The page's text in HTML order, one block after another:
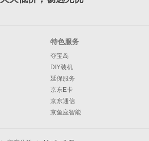
特色服务
夺宝岛
DIY装机
延保服务
京东E卡
京东通信
京鱼座智能